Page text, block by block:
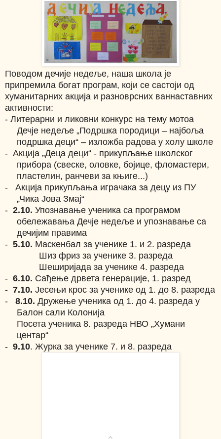
Поводом дечије недеље, наша школа је
припремила богат програм, који се састоји од
хуманитарних акција и разноврсних ваннаставних
активности:
- Литерарни и ликовни конкурс на тему мотоа
Дечје недеље „Подршка породици – најбоља
подршка деци“ – изложба радова у холу школе
- Акција „Деца деци“ - прикупљање школског
прибора (свеске, оловке, бојице, фломастери,
пластелин, ранчеви за књиге...)
-
Акција прикупљања играчака за децу из ПУ
„Чика Јова Змај“
- 2.10. Упознавање ученика са програмом
обележавања Дечје недеље и упознавање са
дечијим правима
- 5.10. Маскенбал за ученике 1. и 2. разреда
Шиз фриз за ученике 3. разреда
Шеширијада за ученике 4. разреда
- 6.10. Сађење дрвета генерације, 1. разред
- 7.10. Јесењи крос за ученике од 1. до 8. разреда
-
8.10. Дружење ученика од 1. до 4. разреда у
Балон сали Колонија
Посета ученика 8. разреда НВО „Хумани
центар“
- 9.10. Журка за ученике 7. и 8. разреда